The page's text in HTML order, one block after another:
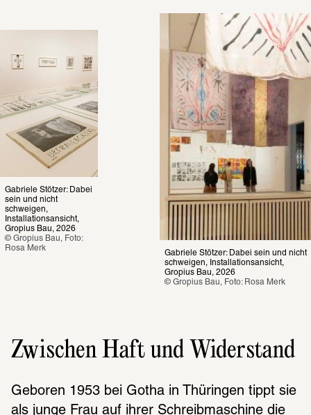
Gabriele Stötzer: Dabei
sein und nicht
schweigen,
Installationsansicht,
Gropius Bau, 2026
© Gropius Bau, Foto:
Rosa Merk
Gabriele Stötzer: Dabei sein und nicht
schweigen, Installationsansicht,
Gropius Bau, 2026
© Gropius Bau, Foto: Rosa Merk
Zwischen Haft und Widerstand
Geboren 1953 bei Gotha in Thüringen tippt sie
als junge Frau auf ihrer Schreibmaschine die